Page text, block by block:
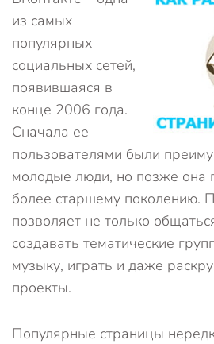
из самых
популярных
социальных сетей,
появившаяся в
конце 2006 года.
Сначала ее
пользователями были
молодые люди, но позже она
более старшему поколению.
позволяет не только
создавать тематические
музыку, играть и даже
проекты.
Популярные страницы